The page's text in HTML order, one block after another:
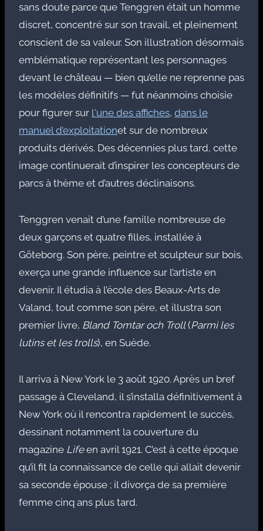
sans doute parce que Tenggren était un homme
discret, concentré sur son travail, et pleinement
conscient de sa valeur. Son illustration désormais
emblématique représentant les personnages
devant le château — bien qu’elle ne reprenne pas
les modèles définitifs — fut néanmoins choisie
pour figurer sur l'une des affiches, dans le
manuel d’exploitationet sur de nombreux
produits dérivés. Des décennies plus tard, cette
image continuerait d’inspirer les concepteurs de
parcs à thème et d’autres déclinaisons.
Tenggren venait d’une famille nombreuse de
deux garçons et quatre filles, installée à
Göteborg. Son père, peintre et sculpteur sur bois,
exerça une grande influence sur l’artiste en
devenir. Il étudia à l’école des Beaux-Arts de
Valand, tout comme son père, et illustra son
premier livre, Bland Tomtar och Troll(Parmi les
lutins et les trolls), en Suède.
Il arriva à New York le 3 août 1920. Après un bref
passage à Cleveland, il s’installa définitivement à
New York où il rencontra rapidement le succès,
dessinant notamment la couverture du
magazine Lifeen avril 1921. C’est à cette époque
qu’il fit la connaissance de celle qui allait devenir
sa seconde épouse ; il divorça de sa première
femme cinq ans plus tard.